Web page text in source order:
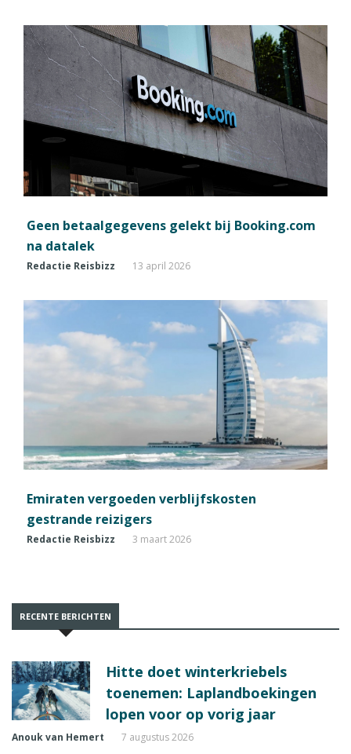
Geen betaalgegevens gelekt bij Booking.com
na datalek
Redactie Reisbizz 13 april 2026
Emiraten vergoeden verblijfskosten
gestrande reizigers
Redactie Reisbizz 3 maart 2026
RECENTE BERICHTEN
Hitte doet winterkriebels
toenemen: Laplandboekingen
lopen voor op vorig jaar
Anouk van Hemert 7 augustus 2026